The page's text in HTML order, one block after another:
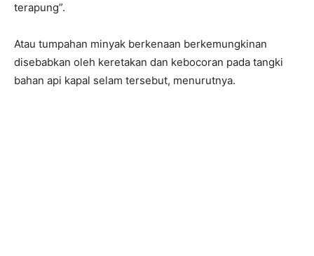
terapung”.
Atau tumpahan minyak berkenaan berkemungkinan
disebabkan oleh keretakan dan kebocoran pada tangki
bahan api kapal selam tersebut, menurutnya.